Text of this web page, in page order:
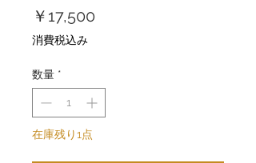
￥17,500
消費税込み
数量 *
在庫残り1点